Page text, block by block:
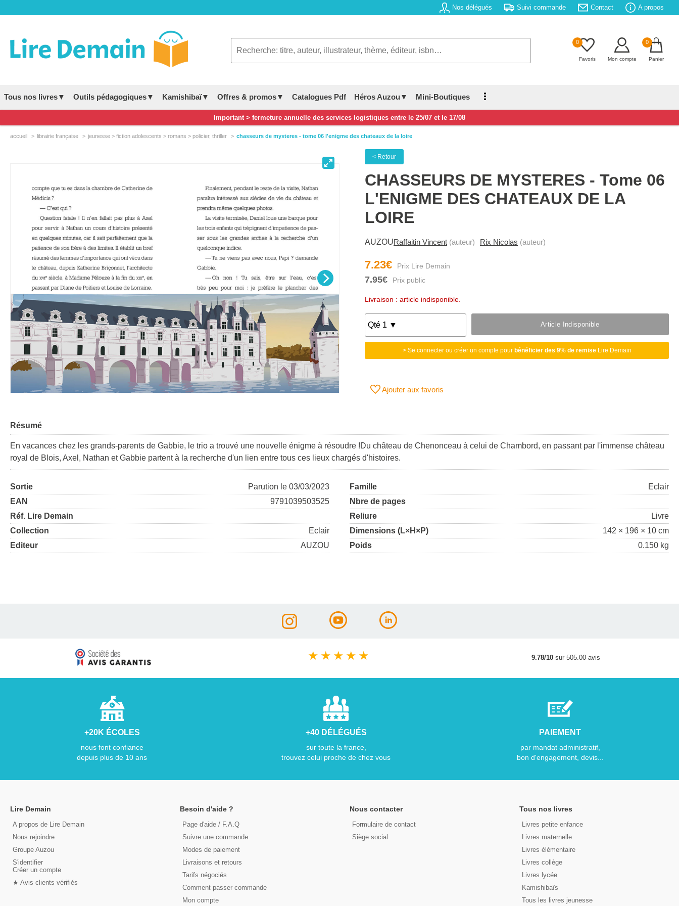
Nos délégués Suivi commande Contact A propos
0
Favoris Mon compte
0
Panier
Tous nos livres▼ Outils pédagogiques▼ Kamishibaï▼ Offres & promos▼ Catalogues Pdf Héros Auzou▼ Mini-Boutiques
Important > fermeture annuelle des services logistiques entre le 25/07 et le 17/08
accueil librairie française jeunesse > fiction adolescents > romans > policier, thriller chasseurs de mysteres - tome 06 l'enigme des chateaux de la loire
< Retour
CHASSEURS DE MYSTERES - Tome 06
L'ENIGME DES CHATEAUX DE LA
LOIRE
AUZOURaffaitin Vincent (auteur) Rix Nicolas (auteur)
7.23€
7.95€
Livraison : article indisponible.
Article Indisponible
> Se connecter ou créer un compte pour bénéficier des 9% de remiseLire Demain
Ajouter aux favoris
Résumé
En vacances chez les grands-parents de Gabbie, le trio a trouvé une nouvelle énigme à résoudre !Du château de Chenonceau à celui de Chambord, en passant par l'immense château
royal de Blois, Axel, Nathan et Gabbie partent à la recherche d'un lien entre tous ces lieux chargés d'histoires.
Sortie
Parution le 03/03/2023
EAN
9791039503525
Réf. Lire Demain
Collection
Eclair
Editeur
AUZOU
Famille
Eclair
Nbre de pages
Reliure
Livre
Dimensions (L×H×P)
142 × 196 × 10 cm
Poids
0.150 kg
★ ★ ★ ★ ★ 9.78/10sur 505.00 avis
+20K ÉCOLES
nous font confiance
depuis plus de 10 ans
+40 DÉLÉGUÉS
sur toute la france,
trouvez celui proche de chez vous
PAIEMENT
par mandat administratif,
bon d'engagement, devis...
Lire Demain
A propos de Lire Demain
Nous rejoindre
Groupe Auzou
S'identifier
Créer un compte
★ Avis clients vérifiés
Besoin d'aide ?
Page d'aide / F.A.Q
Suivre une commande
Modes de paiement
Livraisons et retours
Tarifs négociés
Comment passer commande
Mon compte
Nous contacter
Formulaire de contact
Siège social
Tous nos livres
Livres petite enfance
Livres maternelle
Livres élémentaire
Livres collège
Livres lycée
Kamishibaïs
Tous les livres jeunesse